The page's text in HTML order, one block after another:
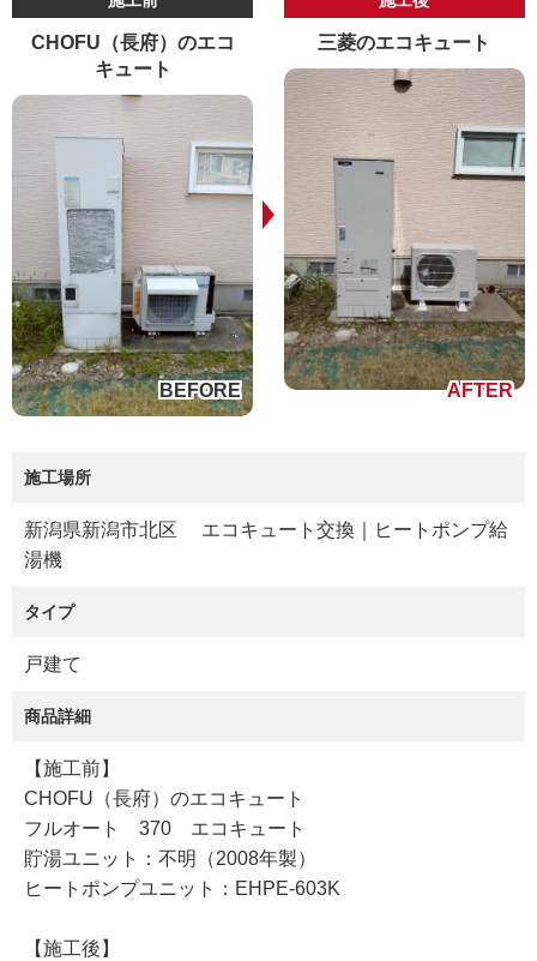
CHOFU（長府）のエコ
キュート
三菱のエコキュート
施工場所
新潟県新潟市北区 エコキュート交換｜ヒートポンプ給
湯機
タイプ
戸建て
商品詳細
【施工前】
CHOFU（長府）のエコキュート
フルオート 370 エコキュート
貯湯ユニット：不明（2008年製）
ヒートポンプユニット：EHPE-603K
【施工後】